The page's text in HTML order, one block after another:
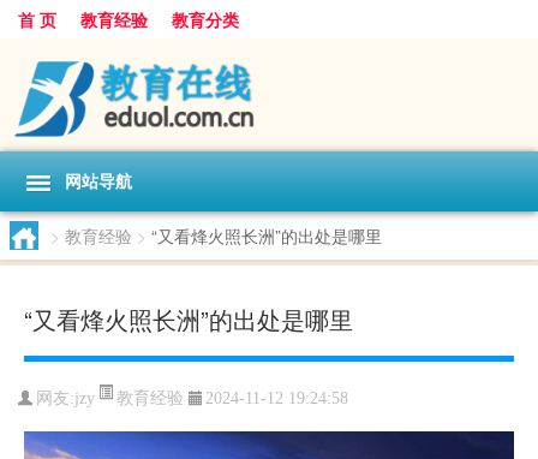
首 页 教育经验 教育分类
网站导航
> 教育经验 > “又看烽火照长洲”的出处是哪里
“又看烽火照长洲”的出处是哪里
网友:jzy 教育经验 2024-11-12 19:24:58